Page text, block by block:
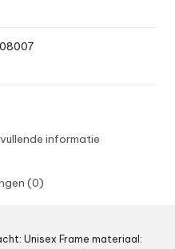
informatie
(0)
Unisex Frame materiaal: